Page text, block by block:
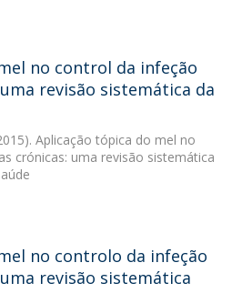
no control da infeção
revisão sistemática da
Aplicação tópica do mel no
crónicas: uma revisão sistemática
no controlo da infeção
revisão sistemática